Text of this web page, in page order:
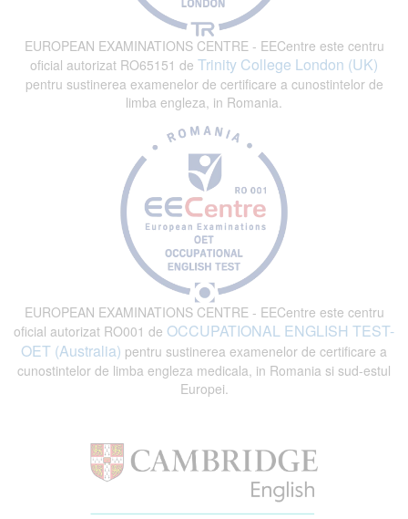
EUROPEAN EXAMINATIONS CENTRE - EECentre este centru
oficial autorizat RO65151 de Trinity College London (UK)
pentru sustinerea examenelor de certificare a cunostintelor de
limba engleza, in Romania.
EUROPEAN EXAMINATIONS CENTRE - EECentre este centru
oficial autorizat RO001 de OCCUPATIONAL ENGLISH TEST-
OET (Australia) pentru sustinerea examenelor de certificare a
cunostintelor de limba engleza medicala, in Romania si sud-estul
Europei.